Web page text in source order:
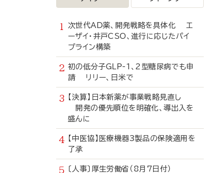
次世代AD薬、開発戦略を具体化 エ
ーザイ・井戸CSO、進行に応じたパイ
プライン構築
初の低分子GLP-1、2型糖尿病でも申
請 リリー、日米で
【決算】日本新薬が事業戦略見直し
開発の優先順位を明確化、導出入を
盛んに
【中医協】医療機器3製品の保険適用を
了承
〔人事〕厚生労働省（8月7日付）